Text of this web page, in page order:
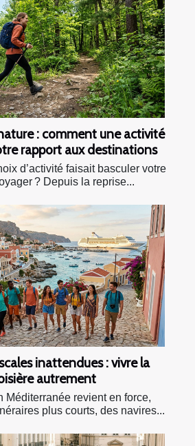
: comment une activité
rapport aux destinations
d’activité faisait basculer votre
? Depuis la reprise...
inattendues : vivre la
autrement
Méditerranée revient en force,
plus courts, des navires...